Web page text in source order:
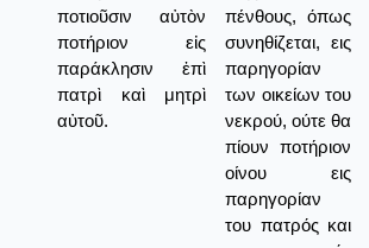
ποτιοῦσιν αὐτὸν
ποτήριον εἰς
παράκλησιν ἐπὶ
πατρὶ καὶ μητρὶ
αὐτοῦ.
πένθους, όπως
συνηθίζεται, εις
παρηγορίαν
των οικείων του
νεκρού, ούτε θα
πίουν ποτήριον
οίνου εις
παρηγορίαν
του πατρός και